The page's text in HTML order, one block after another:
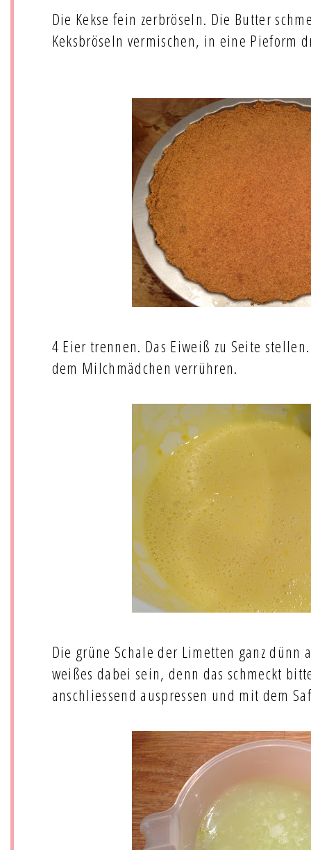
Die Kekse fein zerbröseln. Die Butter
Keksbröseln vermischen, in eine Pieform
4 Eier trennen. Das Eiweiß zu Seite
dem Milchmädchen verrühren.
Die grüne Schale der Limetten ganz dünn
weißes dabei sein, denn das schmeckt
anschliessend auspressen und mit dem